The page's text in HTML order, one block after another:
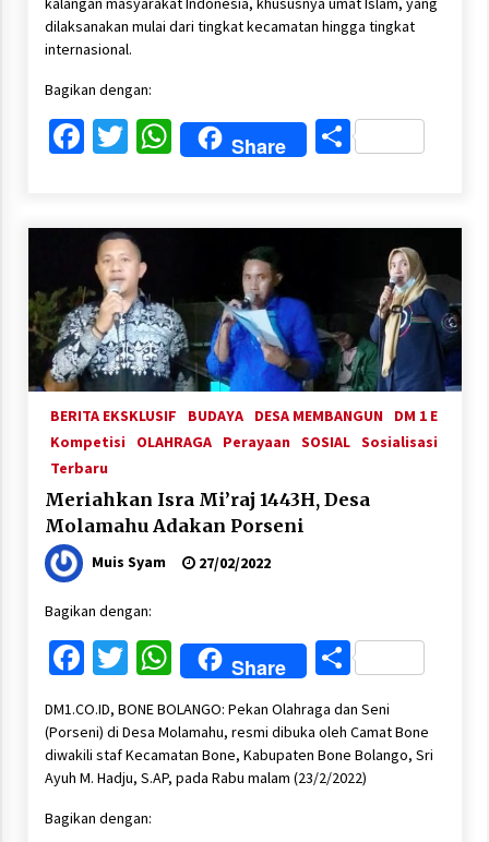
dilaksanakan mulai dari tingkat kecamatan hingga tingkat
internasional.
Bagikan dengan:
Facebook
Twitter
WhatsApp
Share Share
BERITA EKSKLUSIF BUDAYA DESA MEMBANGUN
DM 1 E
Kompetisi
OLAHRAGA Perayaan SOSIAL Sosialisasi
Terbaru
Meriahkan Isra Mi’raj 1443H, Desa
Molamahu Adakan Porseni
Muis Syam 27/02/2022
Bagikan dengan:
Facebook
Twitter
WhatsApp
Share Share
DM1.CO.ID, BONE BOLANGO: Pekan Olahraga dan Seni
(Porseni) di Desa Molamahu, resmi dibuka oleh Camat Bone
diwakili staf Kecamatan Bone, Kabupaten Bone Bolango, Sri
Ayuh M. Hadju, S.AP, pada Rabu malam (23/2/2022)
Bagikan dengan: